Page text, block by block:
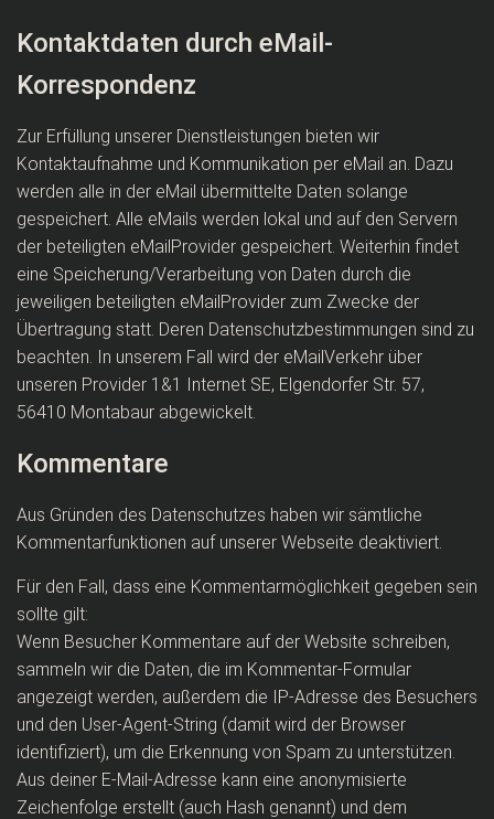
Kontaktdaten durch eMail-
Korrespondenz
Zur Erfüllung unserer Dienstleistungen bieten wir
Kontaktaufnahme und Kommunikation per eMail an. Dazu
werden alle in der eMail übermittelte Daten solange
gespeichert. Alle eMails werden lokal und auf den Servern
der beteiligten eMailProvider gespeichert. Weiterhin findet
eine Speicherung/Verarbeitung von Daten durch die
jeweiligen beteiligten eMailProvider zum Zwecke der
Übertragung statt. Deren Datenschutzbestimmungen sind zu
beachten. In unserem Fall wird der eMailVerkehr über
unseren Provider 1&1 Internet SE, Elgendorfer Str. 57,
56410 Montabaur abgewickelt.
Kommentare
Aus Gründen des Datenschutzes haben wir sämtliche
Kommentarfunktionen auf unserer Webseite deaktiviert.
Für den Fall, dass eine Kommentarmöglichkeit gegeben sein
sollte gilt:
Wenn Besucher Kommentare auf der Website schreiben,
sammeln wir die Daten, die im Kommentar-Formular
angezeigt werden, außerdem die IP-Adresse des Besuchers
und den User-Agent-String (damit wird der Browser
identifiziert), um die Erkennung von Spam zu unterstützen.
Aus deiner E-Mail-Adresse kann eine anonymisierte
Zeichenfolge erstellt (auch Hash genannt) und dem